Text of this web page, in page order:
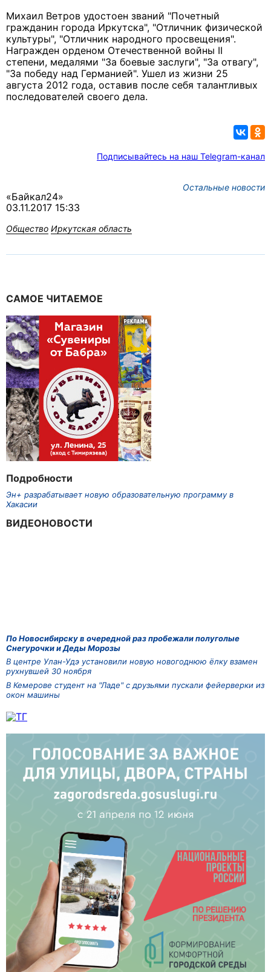
Михаил Ветров удостоен званий "Почетный
гражданин города Иркутска", "Отличник физической
культуры", "Отличник народного просвещения".
Награжден орденом Отечественной войны II
степени, медалями "За боевые заслуги", "За отвагу",
"За победу над Германией". Ушел из жизни 25
августа 2012 года, оставив после себя талантливых
последователей своего дела.
Подписывайтесь на наш Telegram-канал
Остальные новости
«Байкал24»
03.11.2017 15:33
Общество Иркутская область
САМОЕ ЧИТАЕМОЕ
Подробности
Эн+ разрабатывает новую образовательную программу в
Хакасии
ВИДЕОНОВОСТИ
По Новосибирску в очередной раз пробежали полуголые
Снегурочки и Деды Морозы
В центре Улан-Удэ установили новую новогоднюю ёлку взамен
рухнувшей 30 ноября
В Кемерове студент на "Ладе" с друзьями пускали фейерверки из
окон машины